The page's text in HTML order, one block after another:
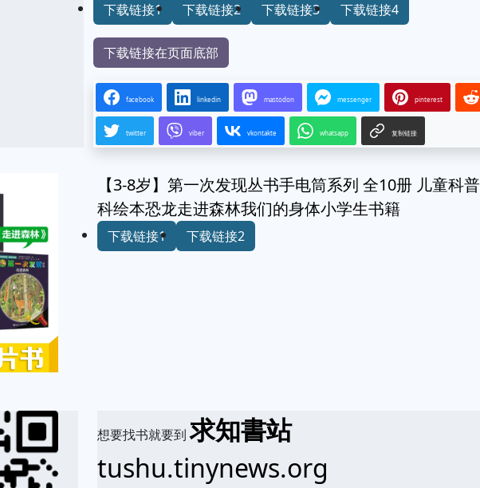
下载链接1 下载链接2 下载链接3 下载链接4
下载链接在页面底部
facebook linkedin mastodon messenger pinterest
twitter viber vkontakte whatsapp 复制链接
【3-8岁】第一次发现丛书手电筒系列 全10册 儿童科
科绘本恐龙走进森林我们的身体小学生书籍
下载链接1 下载链接2
想要找书就要到求知書站
tushu.tinynews.org